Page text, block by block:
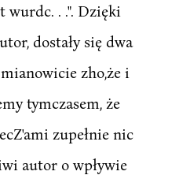
. .". Dzięki
dostały się dwa
zho,że i
tymczasem, że
zupełnie nic
autor o wpływie